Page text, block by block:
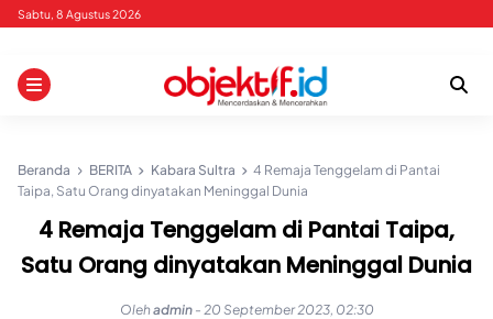
Skip
content
Sabtu, 8 Agustus 2026
Beranda BERITA Kabara Sultra
4 Remaja Tenggelam di Pantai
Taipa, Satu Orang dinyatakan Meninggal Dunia
4 Remaja Tenggelam di Pantai Taipa,
Satu Orang dinyatakan Meninggal Dunia
Olehadmin - 20 September 2023, 02:30